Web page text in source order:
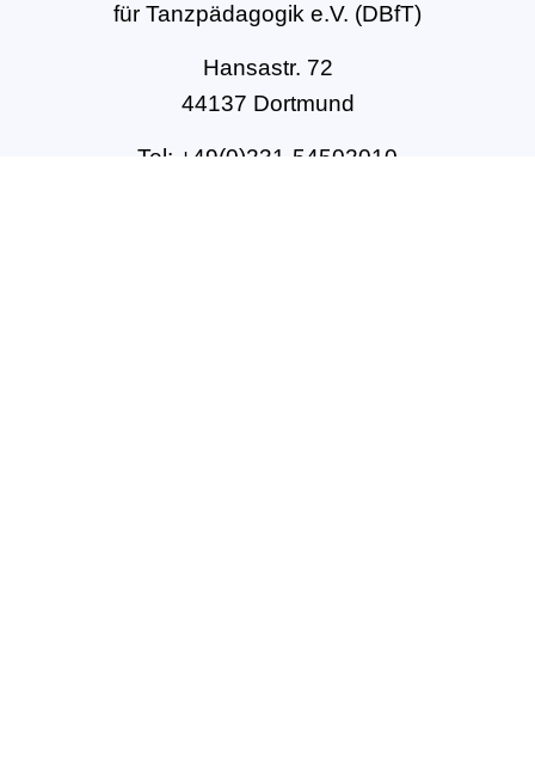
für Tanzpädagogik e.V. (DBfT)
Hansastr. 72
44137 Dortmund
Tel: +49(0)231-54502010